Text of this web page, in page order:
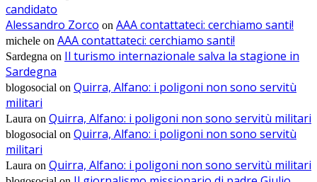
candidato
Alessandro Zorco on AAA contattateci: cerchiamo santi!
michele on AAA contattateci: cerchiamo santi!
Sardegna on Il turismo internazionale salva la stagione in
Sardegna
blogosocial on Quirra, Alfano: i poligoni non sono servitù
militari
Laura on Quirra, Alfano: i poligoni non sono servitù militari
blogosocial on Quirra, Alfano: i poligoni non sono servitù
militari
Laura on Quirra, Alfano: i poligoni non sono servitù militari